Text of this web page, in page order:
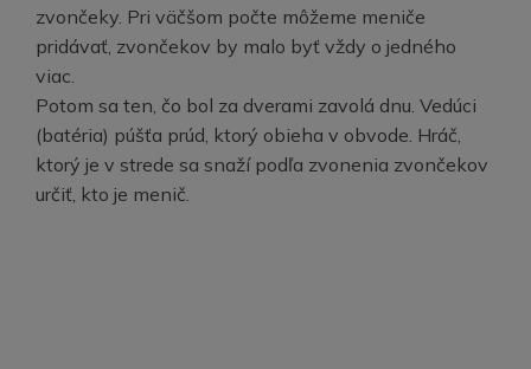
zvončeky. Pri väčšom počte môžeme meniče
pridávať, zvončekov by malo byť vždy o jedného
viac.
Potom sa ten, čo bol za dverami zavolá dnu. Vedúci
(batéria) púšťa prúd, ktorý obieha v obvode. Hráč,
ktorý je v strede sa snaží podľa zvonenia zvončekov
určiť, kto je menič.